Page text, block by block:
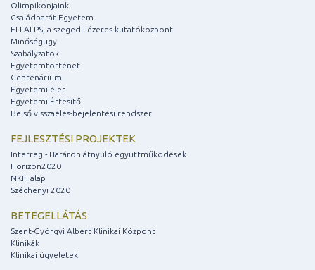
Olimpikonjaink
Családbarát Egyetem
ELI-ALPS, a szegedi lézeres kutatóközpont
Minőségügy
Szabályzatok
Egyetemtörténet
Centenárium
Egyetemi élet
Egyetemi Értesítő
Belső visszaélés-bejelentési rendszer
FEJLESZTÉSI PROJEKTEK
Interreg - Határon átnyúló együttműködések
Horizon2020
NKFI alap
Széchenyi 2020
BETEGELLÁTÁS
Szent-Györgyi Albert Klinikai Központ
Klinikák
Klinikai ügyeletek